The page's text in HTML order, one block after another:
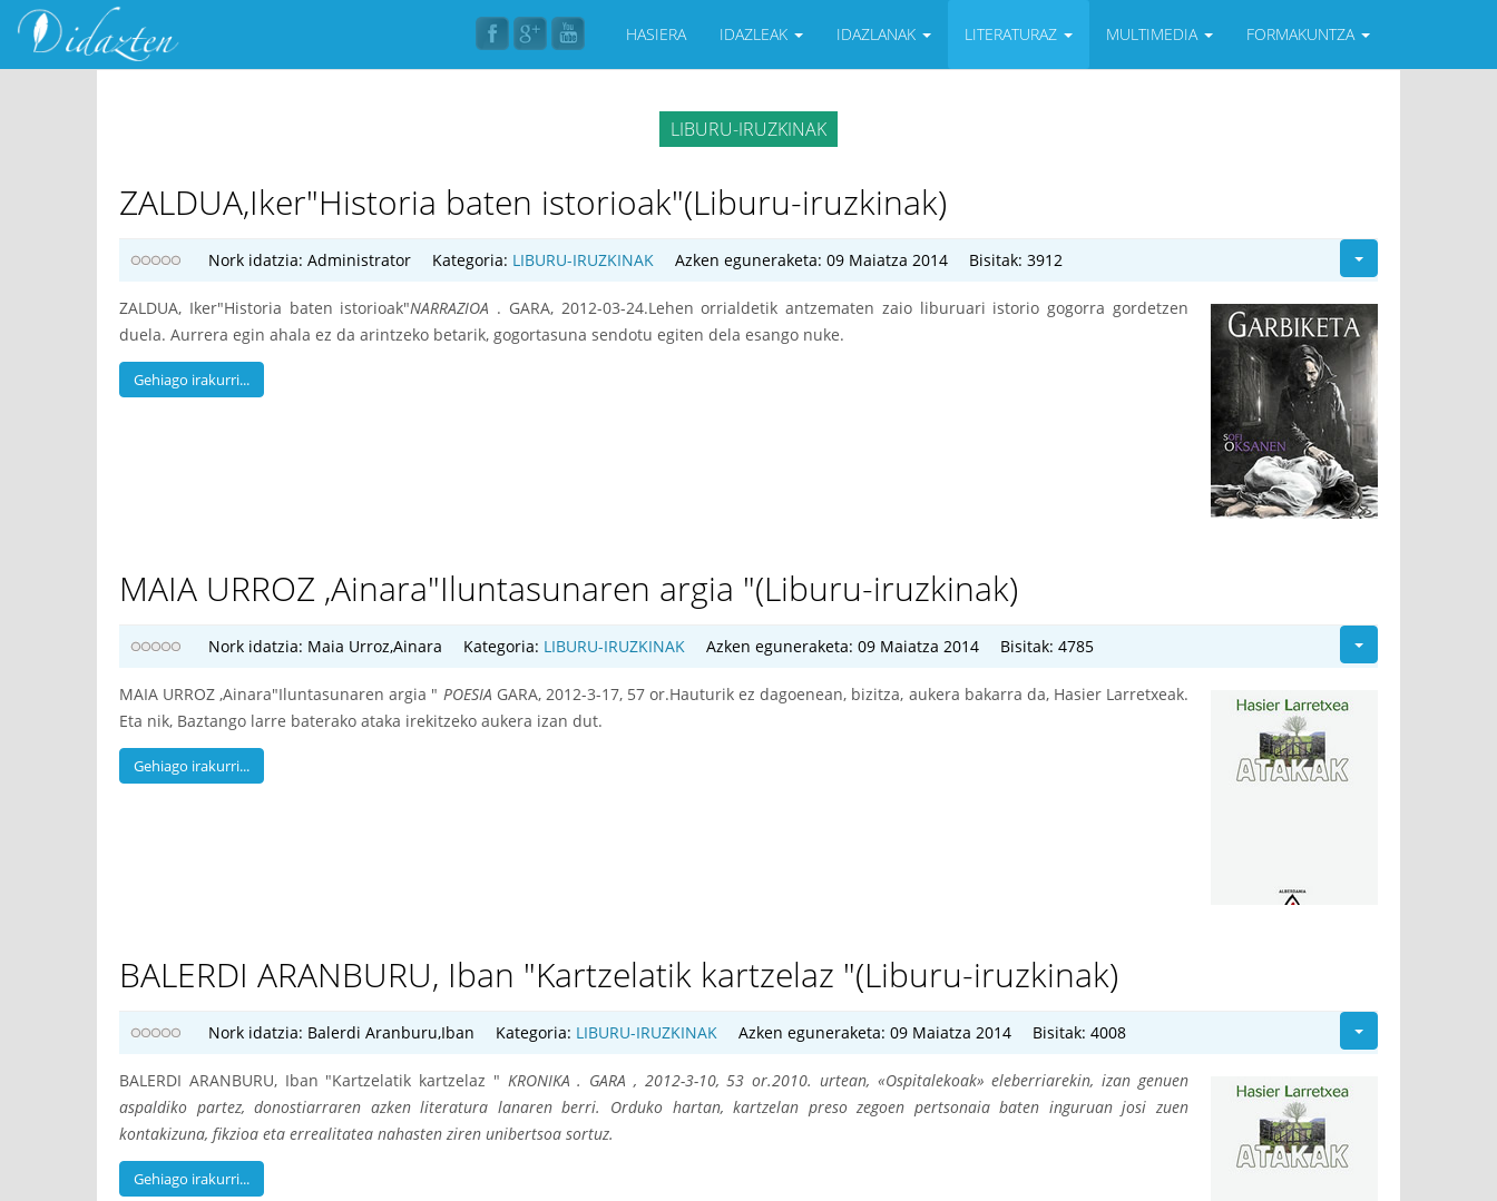
HASIERA IDAZLEAK IDAZLANAK LITERATURAZ MULTIMEDIA FORMAKUNTZA
LIBURU-IRUZKINAK
ZALDUA,Iker"Historia baten istorioak"(Liburu-iruzkinak)
Nork idatzia: Administrator Kategoria: LIBURU-IRUZKINAK Azken eguneraketa: 09 Maiatza 2014 Bisitak: 3912
ZALDUA, Iker"Historia baten istorioak"NARRAZIOA . GARA, 2012-03-24.Lehen orrialdetik antzematen zaio liburuari istorio gogorra gordetzen
duela. Aurrera egin ahala ez da arintzeko betarik, gogortasuna sendotu egiten dela esango nuke.
Gehiago irakurri...
MAIA URROZ ,Ainara"Iluntasunaren argia "(Liburu-iruzkinak)
Nork idatzia: Maia Urroz,Ainara Kategoria: LIBURU-IRUZKINAK Azken eguneraketa: 09 Maiatza 2014 Bisitak: 4785
MAIA URROZ ,Ainara"Iluntasunaren argia " POESIA GARA, 2012-3-17, 57 or.Hauturik ez dagoenean, bizitza, aukera bakarra da, Hasier Larretxeak.
Eta nik, Baztango larre baterako ataka irekitzeko aukera izan dut.
Gehiago irakurri...
BALERDI ARANBURU, Iban "Kartzelatik kartzelaz "(Liburu-iruzkinak)
Nork idatzia: Balerdi Aranburu,Iban Kategoria: LIBURU-IRUZKINAK Azken eguneraketa: 09 Maiatza 2014 Bisitak: 4008
BALERDI ARANBURU, Iban "Kartzelatik kartzelaz " KRONIKA . GARA , 2012-3-10, 53 or.2010. urtean, «Ospitalekoak» eleberriarekin, izan genuen
aspaldiko partez, donostiarraren azken literatura lanaren berri. Orduko hartan, kartzelan preso zegoen pertsonaia baten inguruan josi zuen
kontakizuna, fikzioa eta errealitatea nahasten ziren unibertsoa sortuz.
Gehiago irakurri...